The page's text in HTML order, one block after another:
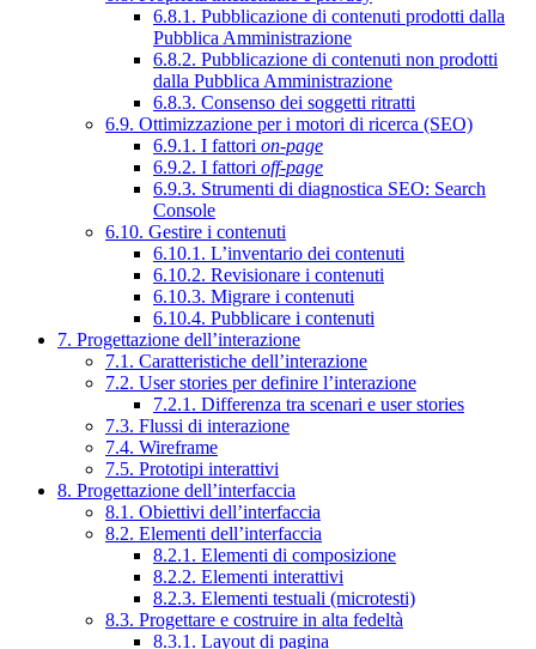
6.8.1. Pubblicazione di contenuti prodotti dalla
Pubblica Amministrazione
6.8.2. Pubblicazione di contenuti non prodotti
dalla Pubblica Amministrazione
6.8.3. Consenso dei soggetti ritratti
6.9. Ottimizzazione per i motori di ricerca (SEO)
6.9.1. I fattori on-page
6.9.2. I fattori off-page
6.9.3. Strumenti di diagnostica SEO: Search
Console
6.10. Gestire i contenuti
6.10.1. L’inventario dei contenuti
6.10.2. Revisionare i contenuti
6.10.3. Migrare i contenuti
6.10.4. Pubblicare i contenuti
7. Progettazione dell’interazione
7.1. Caratteristiche dell’interazione
7.2. User stories per definire l’interazione
7.2.1. Differenza tra scenari e user stories
7.3. Flussi di interazione
7.4. Wireframe
7.5. Prototipi interattivi
8. Progettazione dell’interfaccia
8.1. Obiettivi dell’interfaccia
8.2. Elementi dell’interfaccia
8.2.1. Elementi di composizione
8.2.2. Elementi interattivi
8.2.3. Elementi testuali (microtesti)
8.3. Progettare e costruire in alta fedeltà
8.3.1. Layout di pagina